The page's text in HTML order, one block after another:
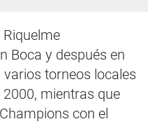
Boca y después en
torneos locales
mientras que
con el